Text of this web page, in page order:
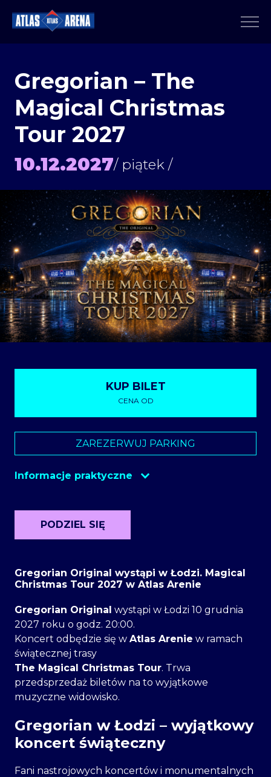
Gregorian – The
Magical Christmas
Tour 2027
10.12.2027/ piątek /
Gregorian Original wystąpi w Łodzi. Magical
Christmas Tour 2027 w Atlas Arenie
Gregorian Original wystąpi w Łodzi 10 grudnia
2027 roku o godz. 20:00.
Koncert odbędzie się w Atlas Arenie w ramach
świątecznej trasy
The Magical Christmas Tour. Trwa
przedsprzedaż biletów na to wyjątkowe
muzyczne widowisko.
Gregorian w Łodzi – wyjątkowy
koncert świąteczny
Fani nastrojowych koncertów i monumentalnych
KUP BILET
CENA OD
Biletyna
ZAREZERWUJ PARKING
Informacje praktyczne
Parking
PODZIEL SIĘ